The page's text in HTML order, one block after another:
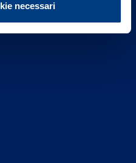
necessari